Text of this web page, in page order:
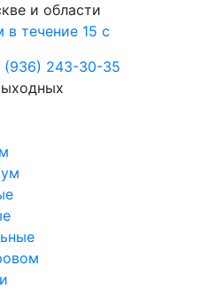
и области
в течение 15 с
(936) 243-30-35